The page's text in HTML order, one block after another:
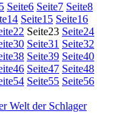
5 Seite6 Seite7 Seite8
14 Seite15 Seite16
22 Seite23 Seite24
30 Seite31 Seite32
38 Seite39 Seite40
46 Seite47 Seite48
54 Seite55 Seite56